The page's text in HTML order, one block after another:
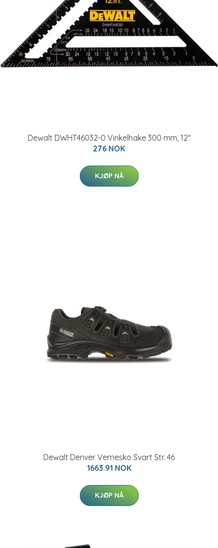
Dewalt DWHT46032-0 Vinkelhake 300 mm, 12"
276 NOK
KJØP NÅ
Dewalt Denver Vernesko Svart Str. 46
1663.91 NOK
KJØP NÅ